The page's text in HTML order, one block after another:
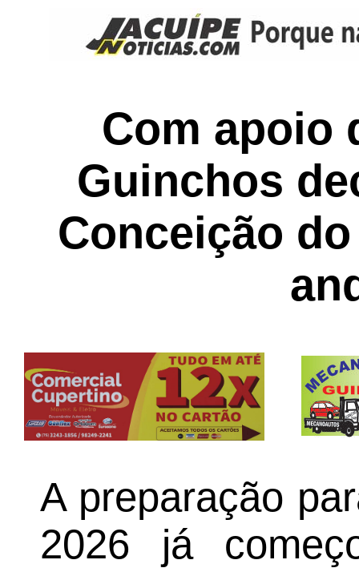
Com apoio
Guinchos
Conceição
A preparação
2026 já